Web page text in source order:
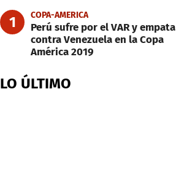
1 COPA-AMERICA
Perú sufre por el VAR y empata
contra Venezuela en la Copa
América 2019
LO ÚLTIMO